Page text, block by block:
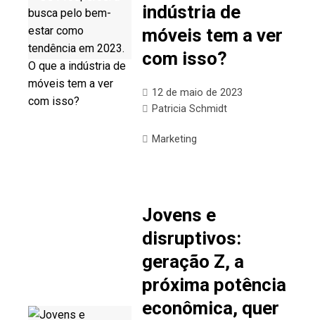
indústria de
móveis tem a ver
com isso?
12 de maio de 2023
Patricia Schmidt
Marketing
Jovens e
disruptivos:
geração Z, a
próxima potência
econômica, quer